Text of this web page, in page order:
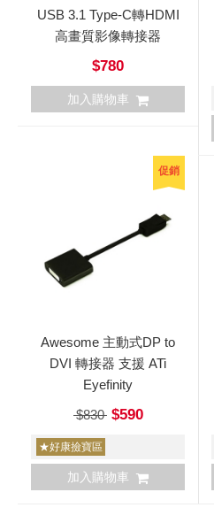
USB 3.1 Type-C轉HDMI
高畫質影像轉接器
$780
加入購物車
促銷
Awesome 主動式DP to
DVI 轉接器 支援 ATi
Eyefinity
$830$590
★好康撿寶區
加入購物車